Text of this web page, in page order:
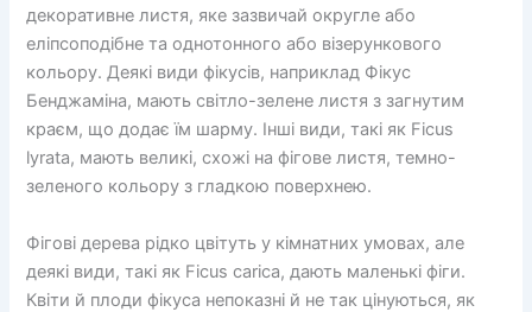
декоративне листя, яке зазвичай округле або
еліпсоподібне та однотонного або візерункового
кольору. Деякі види фікусів, наприклад Фікус
Бенджаміна, мають світло-зелене листя з загнутим
краєм, що додає їм шарму. Інші види, такі як Ficus
lyrata, мають великі, схожі на фігове листя, темно-
зеленого кольору з гладкою поверхнею.
Фігові дерева рідко цвітуть у кімнатних умовах, але
деякі види, такі як Ficus carica, дають маленькі фіги.
Квіти й плоди фікуса непоказні й не так цінуються, як